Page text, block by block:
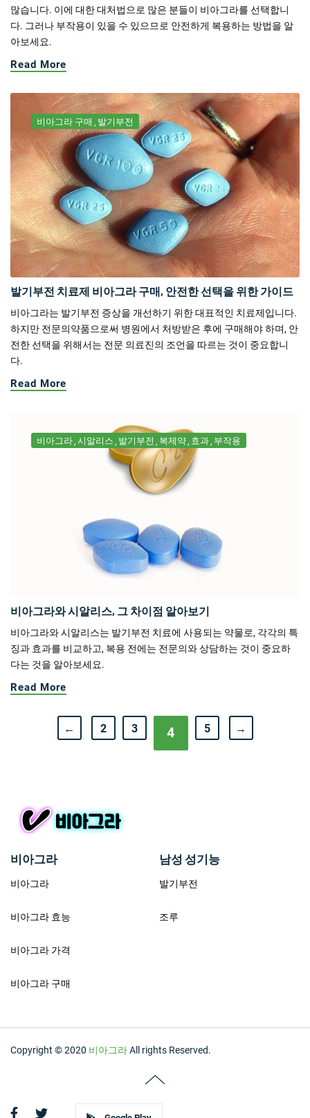
많습니다. 이에 대한 대처법으로 많은 분들이 비아그라를 선택합니
다. 그러나 부작용이 있을 수 있으므로 안전하게 복용하는 방법을 알
아보세요.
Read More
비아그라 구매 발기부전
발기부전 치료제 비아그라 구매, 안전한 선택을 위한 가이드
비아그라는 발기부전 증상을 개선하기 위한 대표적인 치료제입니다.
하지만 전문의약품으로써 병원에서 처방받은 후에 구매해야 하며, 안
전한 선택을 위해서는 전문 의료진의 조언을 따르는 것이 중요합니
다.
Read More
비아그라 시알리스 발기부전 복제약 효과 부작용
비아그라와 시알리스, 그 차이점 알아보기
비아그라와 시알리스는 발기부전 치료에 사용되는 약물로, 각각의 특
징과 효과를 비교하고, 복용 전에는 전문의와 상담하는 것이 중요하
다는 것을 알아보세요.
Read More
← 2 3 4 5 →
비아그라
비아그라
비아그라 효능
비아그라 가격
비아그라 구매
남성 성기능
발기부전
조루
Copyright © 2020 비아그라All rights Reserved.